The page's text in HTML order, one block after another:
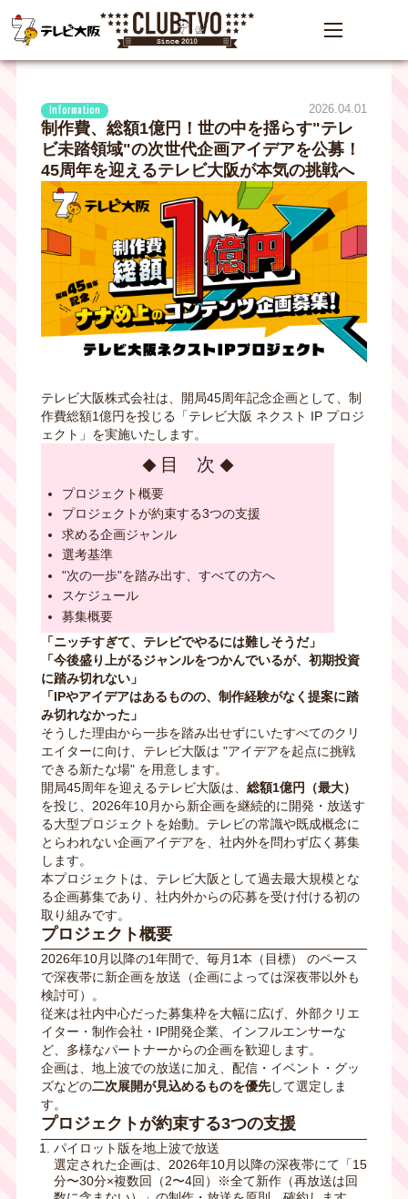
Information 2026.04.01
制作費、総額1億円！世の中を揺らす"テレ
ビ未踏領域"の次世代企画アイデアを公募！
45周年を迎えるテレビ大阪が本気の挑戦へ
テレビ大阪株式会社は、開局45周年記念企画として、制
作費総額1億円を投じる「テレビ大阪 ネクスト IP プロジ
ェクト」を実施いたします。
目 次
プロジェクト概要
プロジェクトが約束する3つの支援
求める企画ジャンル
選考基準
"次の一歩"を踏み出す、すべての方へ
スケジュール
募集概要
「ニッチすぎて、テレビでやるには難しそうだ」
「今後盛り上がるジャンルをつかんでいるが、初期投資
に踏み切れない」
「IPやアイデアはあるものの、制作経験がなく提案に踏
み切れなかった」
そうした理由から一歩を踏み出せずにいたすべてのクリ
エイターに向け、テレビ大阪は "アイデアを起点に挑戦
できる新たな場" を用意します。
開局45周年を迎えるテレビ大阪は、 総額1億円（最大）
を投じ、2026年10月から新企画を継続的に開発・放送す
る大型プロジェクトを始動。テレビの常識や既成概念に
とらわれない企画アイデアを、社内外を問わず広く募集
します。
本プロジェクトは、テレビ大阪として過去最大規模とな
る企画募集であり、社内外からの応募を受け付ける初の
取り組みです。
プロジェクト概要
2026年10月以降の1年間で、毎月1本（目標） のペース
で深夜帯に新企画を放送（企画によっては深夜帯以外も
検討可）。
従来は社内中心だった募集枠を大幅に広げ、外部クリエ
イター・制作会社・IP開発企業、インフルエンサーな
ど、多様なパートナーからの企画を歓迎します。
企画は、地上波での放送に加え、配信・イベント・グッ
ズなどの二次展開が見込めるものを優先して選定しま
す。
プロジェクトが約束する3つの支援
パイロット版を地上波で放送
選定された企画は、2026年10月以降の深夜帯にて「15
分〜30分×複数回（2〜4回）※全て新作（再放送は回